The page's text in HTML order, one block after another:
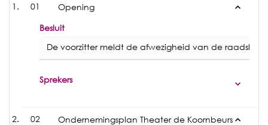
01 Opening
Besluit
De voorzitter meldt de afwezigheid van de
Sprekers
02 Ondernemingsplan Theater de Koornbeurs